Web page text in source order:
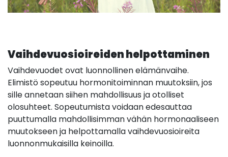
Vaihdevuosioireiden helpottaminen
Vaihdevuodet ovat luonnollinen elämänvaihe.
Elimistö sopeutuu hormonitoiminnan muutoksiin, jos
sille annetaan siihen mahdollisuus ja otolliset
olosuhteet. Sopeutumista voidaan edesauttaa
puuttumalla mahdollisimman vähän hormonaaliseen
muutokseen ja helpottamalla vaihdevuosioireita
luonnonmukaisilla keinoilla.